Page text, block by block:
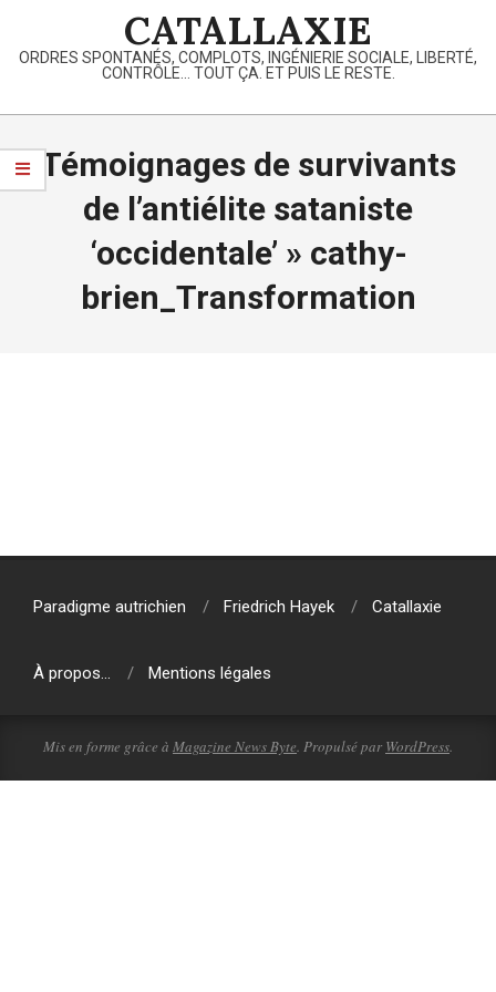
content
CATALLAXIE
ORDRES SPONTANÉS, COMPLOTS, INGÉNIERIE SOCIALE, LIBERTÉ,
CONTRÔLE… TOUT ÇA. ET PUIS LE RESTE.
Primary
Menu
Témoignages de survivants
de l’antiélite sataniste
‘occidentale’ » cathy-
brien_Transformation
05-
Paradigme autrichien
Friedrich Hayek Catallaxie
À propos… Mentions légales
Mis en forme grâce à Magazine News Byte. Propulsé par WordPress.